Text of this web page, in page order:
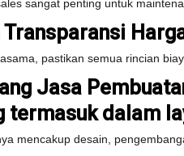
sangat penting untuk
Transparansi
pastikan semua rincian
Jasa
termasuk dalam
mencakup desain,